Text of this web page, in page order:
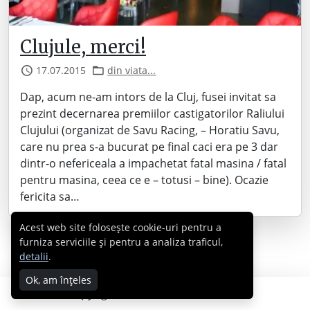
Clujule, merci!
17.07.2015 din viata...
Dap, acum ne-am intors de la Cluj, fusei invitat sa
prezint decernarea premiilor castigatorilor Raliului
Clujului (organizat de Savu Racing, – Horatiu Savu,
care nu prea s-a bucurat pe final caci era pe 3 dar
dintr-o nefericeala a impachetat fatal masina / fatal
pentru masina, ceea ce e – totusi – bine). Ocazie
fericita sa…
Copyright © 2007 - 2026 Cabral.ro
Acest web site folosește cookie-uri pentru a
furniza serviciile și pentru a analiza traficul,
detalii.
Ok, am înțeles